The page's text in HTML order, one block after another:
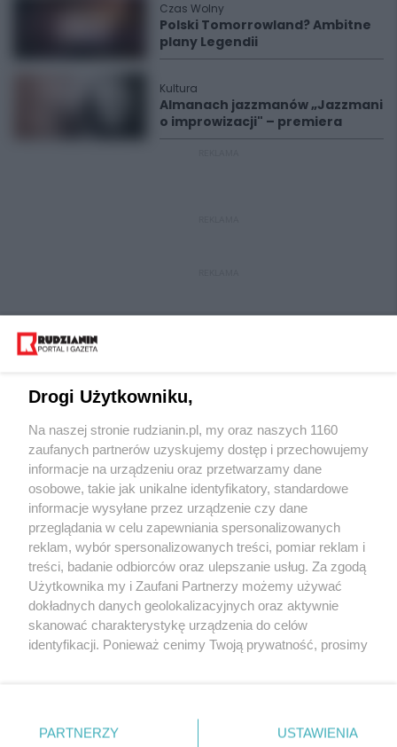
Czas Wolny
Polski Tomorrowland? Ambitne
plany Legendii
Kultura
Almanach jazzmanów „Jazzmani
o improwizacji" – premiera
Wydawca mediów lokalnych
Nie zapomnij
zapoznać się z:
polityką prywatności regulamin korzystania z portali
Twojemiasto
Piekary Śląskie
Chorzów
Tarnowskie Góry
Gliwice
Skontakuj sięz nami
Kontakt
Wydawca
Redakcja
Drogi Użytkowniku,
Na naszej stronie rudzianin.pl, my oraz naszych 1160
zaufanych partnerów uzyskujemy dostęp i przechowujemy
informacje na urządzeniu oraz przetwarzamy dane
osobowe, takie jak unikalne identyfikatory, standardowe
informacje wysyłane przez urządzenie czy dane
przeglądania w celu zapewniania spersonalizowanych
reklam, wybór spersonalizowanych treści, pomiar reklam i
treści, badanie odbiorców oraz ulepszanie usług. Za zgodą
Użytkownika my i Zaufani Partnerzy możemy używać
dokładnych danych geolokalizacyjnych oraz aktywnie
skanować charakterystykę urządzenia do celów
identyfikacji. Ponieważ cenimy Twoją prywatność, prosimy
prywatności znajdujący się w lewym dolnym rogu strony
PARTNERZY USTAWIENIA